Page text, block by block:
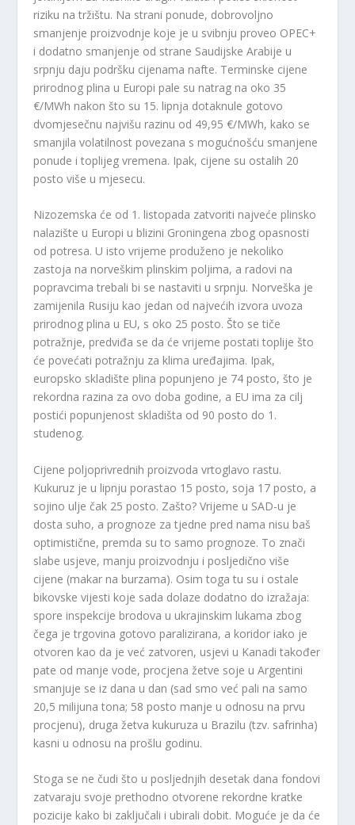
riziku na tržištu. Na strani ponude, dobrovoljno
smanjenje proizvodnje koje je u svibnju proveo OPEC+
i dodatno smanjenje od strane Saudijske Arabije u
srpnju daju podršku cijenama nafte. Terminske cijene
prirodnog plina u Europi pale su natrag na oko 35
€/MWh nakon što su 15. lipnja dotaknule gotovo
dvomjesečnu najvišu razinu od 49,95 €/MWh, kako se
smanjila volatilnost povezana s mogućnošću smanjene
ponude i toplijeg vremena. Ipak, cijene su ostalih 20
posto više u mjesecu.
Nizozemska će od 1. listopada zatvoriti najveće plinsko
nalazište u Europi u blizini Groningena zbog opasnosti
od potresa. U isto vrijeme produženo je nekoliko
zastoja na norveškim plinskim poljima, a radovi na
popravcima trebali bi se nastaviti u srpnju. Norveška je
zamijenila Rusiju kao jedan od najvećih izvora uvoza
prirodnog plina u EU, s oko 25 posto. Što se tiče
potražnje, predviđa se da će vrijeme postati toplije što
će povećati potražnju za klima uređajima. Ipak,
europsko skladište plina popunjeno je 74 posto, što je
rekordna razina za ovo doba godine, a EU ima za cilj
postići popunjenost skladišta od 90 posto do 1.
studenog.
Cijene poljoprivrednih proizvoda vrtoglavo rastu.
Kukuruz je u lipnju porastao 15 posto, soja 17 posto, a
sojino ulje čak 25 posto. Zašto? Vrijeme u SAD-u je
dosta suho, a prognoze za tjedne pred nama nisu baš
optimistične, premda su to samo prognoze. To znači
slabe usjeve, manju proizvodnju i posljedično više
cijene (makar na burzama). Osim toga tu su i ostale
bikovske vijesti koje sada dolaze dodatno do izražaja:
spore inspekcije brodova u ukrajinskim lukama zbog
čega je trgovina gotovo paralizirana, a koridor iako je
otvoren kao da je već zatvoren, usjevi u Kanadi također
pate od manje vode, procjena žetve soje u Argentini
smanjuje se iz dana u dan (sad smo već pali na samo
20,5 milijuna tona; 58 posto manje u odnosu na prvu
procjenu), druga žetva kukuruza u Brazilu (tzv. safrinha)
kasni u odnosu na prošlu godinu.
Stoga se ne čudi što u posljednjih desetak dana fondovi
zatvaraju svoje prethodno otvorene rekordne kratke
pozicije kako bi zaključali i ubirali dobit. Moguće je da će